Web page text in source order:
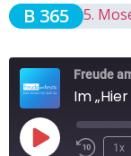
B 365 5.
Freude
Im
1x